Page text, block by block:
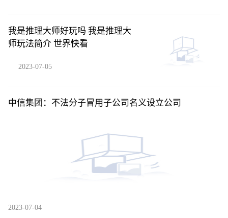
我是推理大师好玩吗 我是推理大
师玩法简介 世界快看
2023-07-05
中信集团：不法分子冒用子公司名义设立公司
2023-07-04